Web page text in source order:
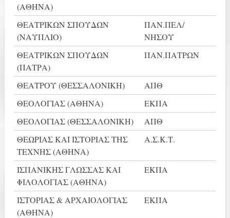
(ΑΘΗΝΑ)
ΘΕΑΤΡΙΚΩΝ ΣΠΟΥΔΩΝ
(ΝΑΥΠΛΙΟ)
ΠΑΝ.ΠΕΛ/
ΝΗΣΟΥ
ΘΕΑΤΡΙΚΩΝ ΣΠΟΥΔΩΝ
(ΠΑΤΡΑ)
ΠΑΝ.ΠΑΤΡΩΝ
ΘΕΑΤΡΟΥ (ΘΕΣΣΑΛΟΝΙΚΗ)
ΑΠΘ
ΘΕΟΛΟΓΙΑΣ (ΑΘΗΝΑ)
ΕΚΠΑ
ΘΕΟΛΟΓΙΑΣ (ΘΕΣΣΑΛΟΝΙΚΗ)
ΑΠΘ
ΘΕΩΡΙΑΣ ΚΑΙ ΙΣΤΟΡΙΑΣ ΤΗΣ
ΤΕΧΝΗΣ (ΑΘΗΝΑ)
Α.Σ.Κ.Τ.
ΙΣΠΑΝΙΚΗΣ ΓΛΩΣΣΑΣ ΚΑΙ
ΦΙΛΟΛΟΓΙΑΣ (ΑΘΗΝΑ)
ΕΚΠΑ
ΙΣΤΟΡΙΑΣ & ΑΡΧΑΙΟΛΟΓΙΑΣ
(ΑΘΗΝΑ)
ΕΚΠΑ